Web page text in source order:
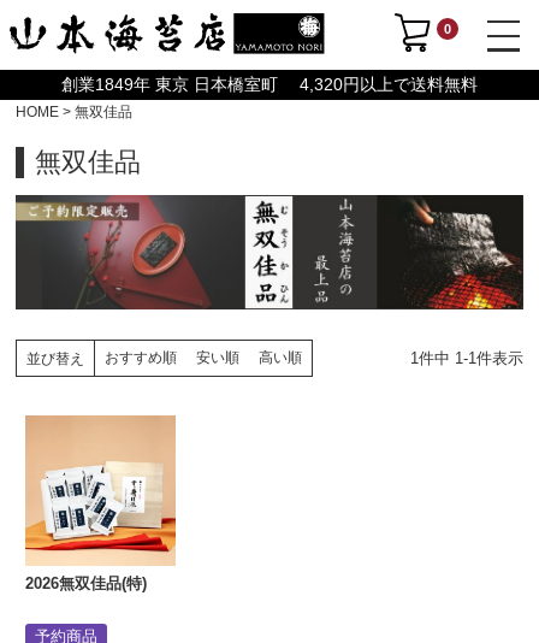
0
創業1849年 東京 日本橋室町 4,320円以上で送料無料
HOME 無双佳品
無双佳品
並び替え おすすめ順 安い順 高い順 1 件中 1 -1 件表示
2026無双佳品(特)
予約商品